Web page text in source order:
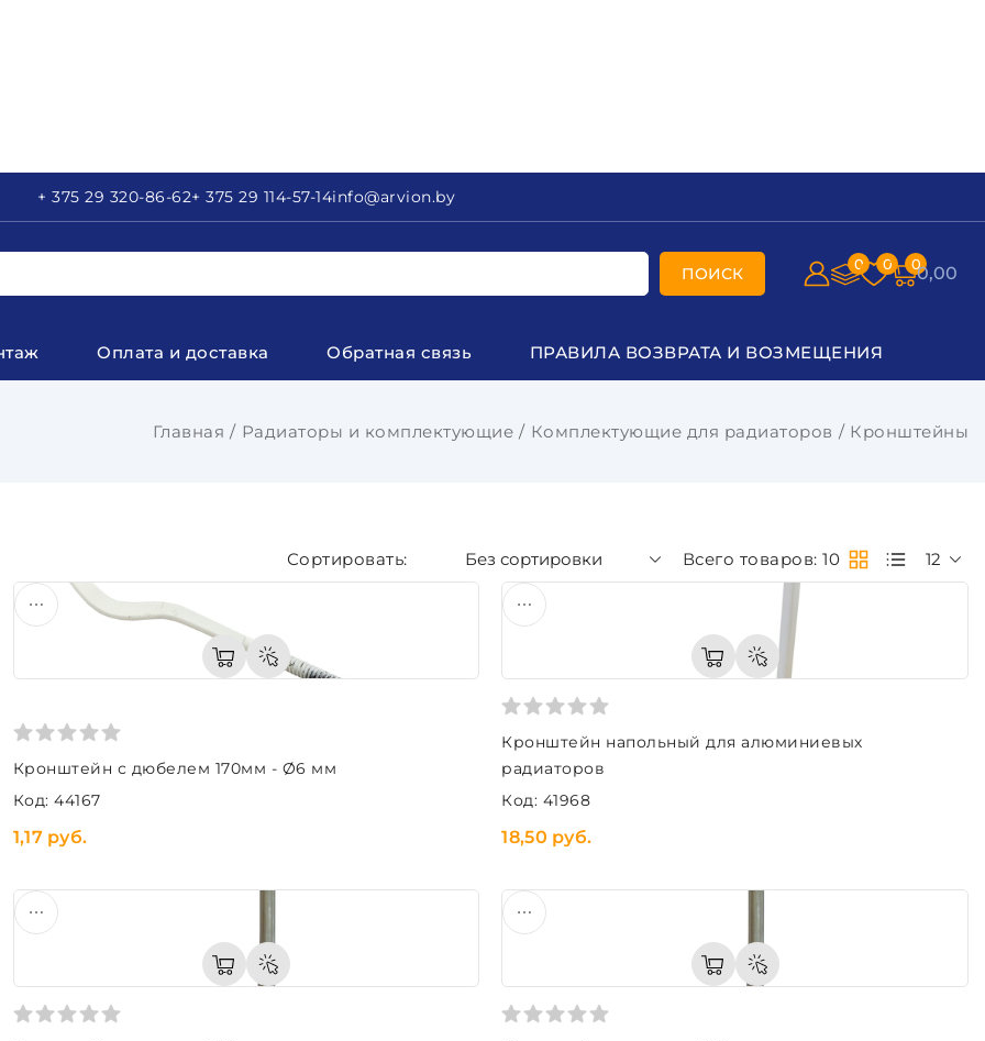
+ 375 29 320-86-62+ 375 29 114-57-14info@arvion.by
ПОИСК 0 0 00,00
Оплата и доставка Обратная связь ПРАВИЛА ВОЗВРАТА И ВОЗМЕЩЕНИЯ
Главная Радиаторы и комплектующие Комплектующие для радиаторов Кронштейны
Без сортировки Всего товаров: 10 12
Кронштейн с дюбелем 170мм - Ø6 мм
Код: 44167
1,17 руб.
Кронштейн напольный для алюминиевых
радиаторов
Код: 41968
18,50 руб.